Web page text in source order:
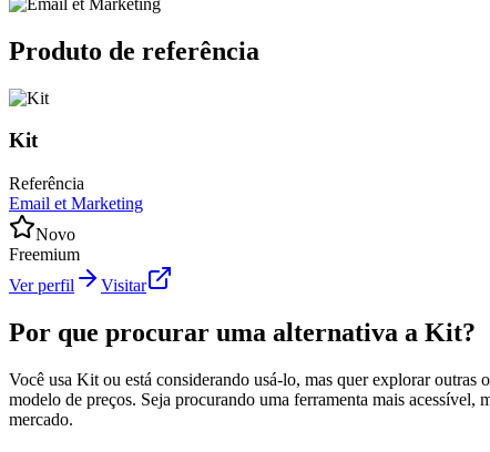
Produto de referência
Kit
Referência
Email et Marketing
Novo
Freemium
Ver perfil
Visitar
Por que procurar uma alternativa a Kit?
Você usa Kit ou está considerando usá-lo, mas quer explorar outras
modelo de preços. Seja procurando uma ferramenta mais acessível,
mercado.